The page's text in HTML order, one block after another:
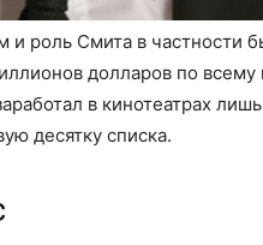
и роль Смита в частности
долларов по
в кинотеатрах
десятку списка.